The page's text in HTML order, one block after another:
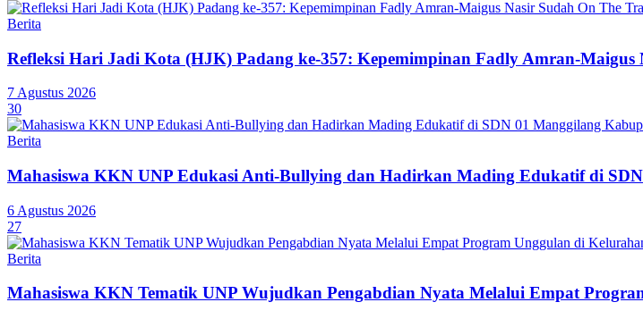
Berita
Refleksi Hari Jadi Kota (HJK) Padang ke-357: Kepemimpinan Fadly Amran-Maigus
7 Agustus 2026
30
Berita
Mahasiswa KKN UNP Edukasi Anti-Bullying dan Hadirkan Mading Edukatif di
6 Agustus 2026
27
Berita
Mahasiswa KKN Tematik UNP Wujudkan Pengabdian Nyata Melalui Empat